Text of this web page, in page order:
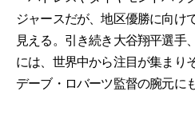
ジャースだが、地区優勝に向け
見える。引き続き大谷翔平選手
には、世界中から注目が集まり
デーブ・ロバーツ監督の腕元に